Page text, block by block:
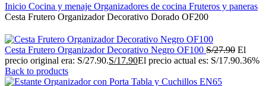
Inicio Cocina y menaje Organizadores de cocina Fruteros y paneras
Cesta Frutero Organizador Decorativo Dorado OF200
Cesta Frutero Organizador Decorativo Negro OF100 S/27.90 El
precio original era: S/27.90.S/17.90El precio actual es: S/17.90.36%
Back to products